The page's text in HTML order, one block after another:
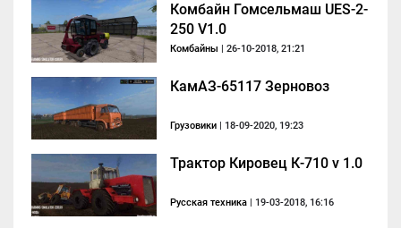
Комбайн Гомсельмаш UES-2-
250 V1.0
Комбайны | 26-10-2018, 21:21
КамАЗ-65117 Зерновоз
Грузовики | 18-09-2020, 19:23
Трактор Кировец К-710 v 1.0
Русская техника | 19-03-2018, 16:16